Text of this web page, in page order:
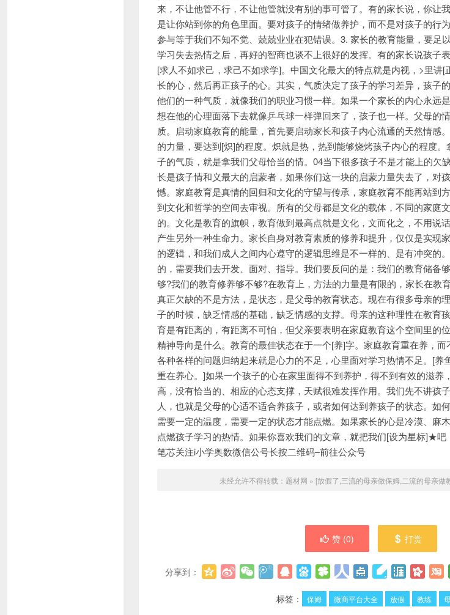
来，不让他管不行，不让他管就没有别的事可管了。有的家长说，你让
是让你站到你的角色里面。要对孩子的情绪做养护，而不是对孩子的行
参与等于我们不知不觉、兢兢业业在犯错误。3. 家长的教育能量，要足
学习失去热情之后，再好的智商也谈不上很好的发挥。有的家长说孩子
[求人不如求己，求己不如求学]。中国文化最大的特点就是内视，>里讲
长的心，然后再正孩子的心。其实，气质决定了孩子的学习差异，孩子
他们的一种气质，就像我们的职业习惯一样。如果一个家长的内心永远
想在他的心理面落下去就像乒乓球一样弹回来了，孩子也一样。父母的
质。启动家庭教育的能量，首先要启动家长和孩子内心流通的天然情感
的力量，要达到[炽]的程度。炽就是热，热到能够烧烤孩子内心的程度
子的气质，就是拿我们父母恰当的情。04当下很多孩子不是才能上的欠
长是孩子情和义最大的启蒙者，如果你们这一块的启蒙力量失去了，对
憾。家庭教育是真情的回归和文化的守望与传承，家庭教育不能再站到
到文化和哲学的空间去审视。所有的父母都是文化的载体，不同的家庭
的。文化是教育的旗帜，教育做到最高点就是文化，文而化之，不用说
产生另外一种生命力。家长自身对教育素质的修养和提升，仅仅是实现
的逻辑，和我们成人之间内心遵守的逻辑思维是不一样的、是有冲突的
的，需要我们去开发、面对、指导。我们要反问的是：我们的教育储备
够?我们的教育修养够不够?在教育上，方法的力量是有限的，家长在教
真正欠缺的不是方法，是状态，是父母的教育状态。现在有很多母亲的
子的时候，缺乏情感的基础，缺乏情感的支撑。母亲的这种理性在教育
育是有距离的，有距离不可怕，但父亲要表明在家庭教育这个空间里的
精神导向是什么。教育的最佳状态在于一个[养]字。家庭教育重在养，而
各种各样的问题归纳起来就是心力的不足，心里面对学习热情不足。[养
重在养心。]如果一个孩子的心在家里面得不到养护，得不到有效的滋养
高，没有恰当的、相应的心态支撑，天赋很难发挥作用。我们先不讲孩
人，也就是父母的心适不适合养孩子，或者如何达到养孩子的状态。如
需要一定的温度，需要一定的状态才能点燃。如果家长的心是冷漠、麻
点燃孩子学习的热情。如果你喜欢我们的文章，就把我们[设为星标]★吧
笔芯关注i小学奥数微信公号长按二维码–前往公众号
未经允许不得转载： 题材网 » [放假了,三流的母亲做保姆,二流的母亲
赞 (0) 打赏
分享到：
标签： 保姆 微商平台大全 放假 教练